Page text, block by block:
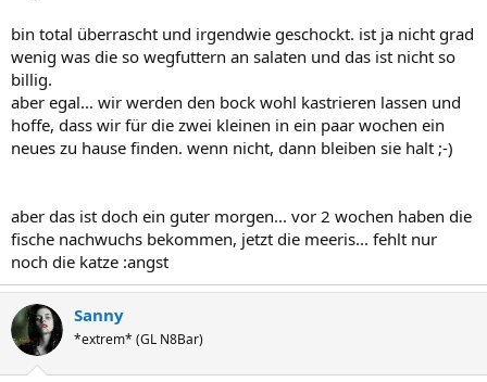
bin total überrascht und irgendwie geschockt. ist ja nicht grad
wenig was die so wegfuttern an salaten und das ist nicht so
billig.
aber egal... wir werden den bock wohl kastrieren lassen und
hoffe, dass wir für die zwei kleinen in ein paar wochen ein
neues zu hause finden. wenn nicht, dann bleiben sie halt ;-)
aber das ist doch ein guter morgen... vor 2 wochen haben die
fische nachwuchs bekommen, jetzt die meeris... fehlt nur
noch die katze :angst
Sanny
*extrem* (GL N8Bar)